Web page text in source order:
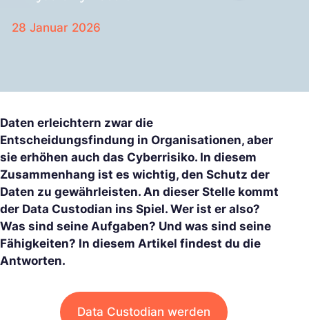
28 Januar 2026
Daten erleichtern zwar die
Entscheidungsfindung in Organisationen, aber
sie erhöhen auch das Cyberrisiko. In diesem
Zusammenhang ist es wichtig, den Schutz der
Daten zu gewährleisten. An dieser Stelle kommt
der Data Custodian ins Spiel. Wer ist er also?
Was sind seine Aufgaben? Und was sind seine
Fähigkeiten? In diesem Artikel findest du die
Antworten.
Data Custodian werden